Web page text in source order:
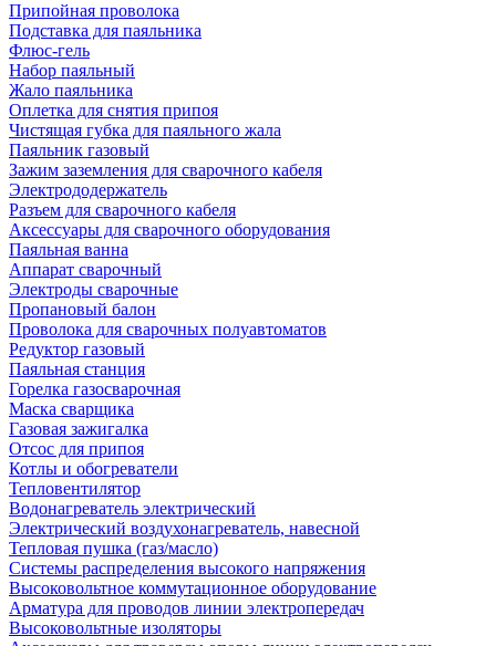
Припойная проволока
Подставка для паяльника
Флюс-гель
Набор паяльный
Жало паяльника
Оплетка для снятия припоя
Чистящая губка для паяльного жала
Паяльник газовый
Зажим заземления для сварочного кабеля
Электрододержатель
Разъем для сварочного кабеля
Аксессуары для сварочного оборудования
Паяльная ванна
Аппарат сварочный
Электроды сварочные
Пропановый балон
Проволока для сварочных полуавтоматов
Редуктор газовый
Паяльная станция
Горелка газосварочная
Маска сварщика
Газовая зажигалка
Отсос для припоя
Котлы и обогреватели
Тепловентилятор
Водонагреватель электрический
Электрический воздухонагреватель, навесной
Тепловая пушка (газ/масло)
Системы распределения высокого напряжения
Высоковольтное коммутационное оборудование
Арматура для проводов линии электропередач
Высоковольтные изоляторы